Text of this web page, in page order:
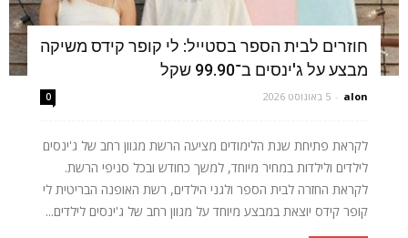
חוזרים לבית הספר בסטייל: לי קופר קידס משיקה
מבצע על ג'ינסים ב־99.90 שקל
alon
- 5 באוגוסט 2026 0
לקראת פתיחת שנת הלימודים מציעה הרשת מגוון רחב של ג'ינסים
לילדים ולילדות במחיר מיוחד, למשך כחודש ובכל סניפי הרשת.
לקראת החזרה לבית הספר ולגני הילדים, רשת האופנה הבריטית לי
קופר קידס יוצאת במבצע מיוחד על מגוון רחב של ג'ינסים לילדים...